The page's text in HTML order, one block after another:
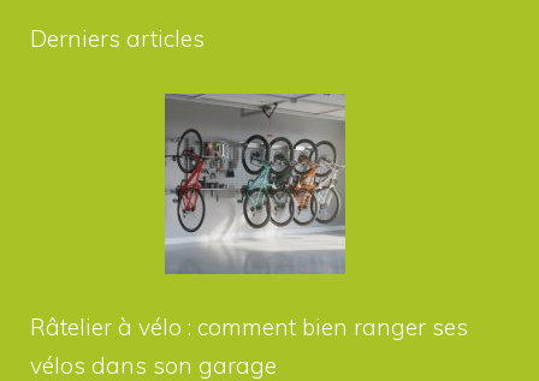
Derniers articles
Râtelier à vélo : comment bien ranger ses
vélos dans son garage